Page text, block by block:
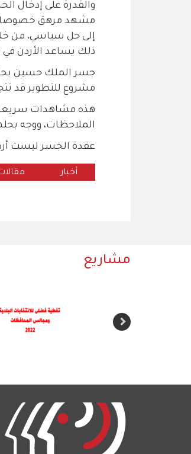
والقدرة على إدخال
مشهد مرهق خصوصا
إلى حل سياسي، من
ذلك يساعد الأردن في
جسر الملك حسين
مشروع للتطوير قد تتجاوز كلفته 160 مليون دينار، ولا حل
هذه مشاهدات سريعة
الملاحظات، ووجه
عقدة الجسر ليست
أخبار
مشاريع